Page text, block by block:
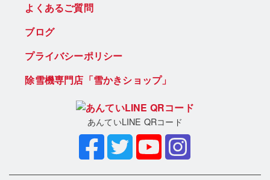
よくあるご質問
ブログ
プライバシーポリシー
除雪機専門店「雪かきショップ」
あんていLINE QRコード